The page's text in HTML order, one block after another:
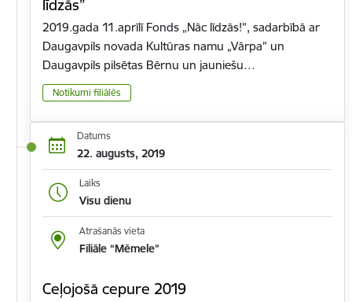
līdzās”
2019.gada 11.aprīlī Fonds „Nāc līdzās!”, sadarbībā ar
Daugavpils novada Kultūras namu „Vārpa” un
Daugavpils pilsētas Bērnu un jauniešu…
Notikumi filiālēs
Datums
22. augusts, 2019
Laiks
Visu dienu
Atrašanās vieta
Filiāle “Mēmele”
Ceļojošā cepure 2019